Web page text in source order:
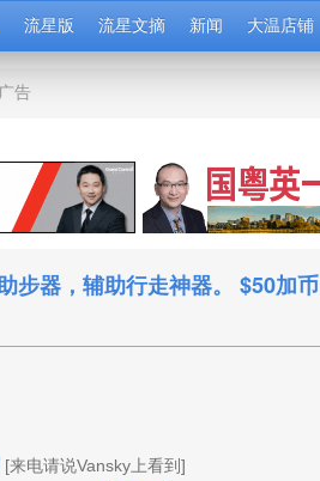
流星版 流星文摘 新闻 大温店铺
告
步器，辅助行走神器。 $50加币
[来电请说Vansky上看到]